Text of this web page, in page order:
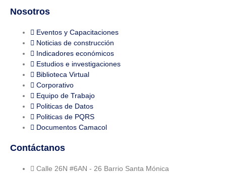
Nosotros
Eventos y Capacitaciones
Noticias de construcción
Indicadores económicos
Estudios e investigaciones
Biblioteca Virtual
Corporativo
Equipo de Trabajo
Politicas de Datos
Politicas de PQRS
Documentos Camacol
Contáctanos
Calle 26N #6AN - 26 Barrio Santa Mónica